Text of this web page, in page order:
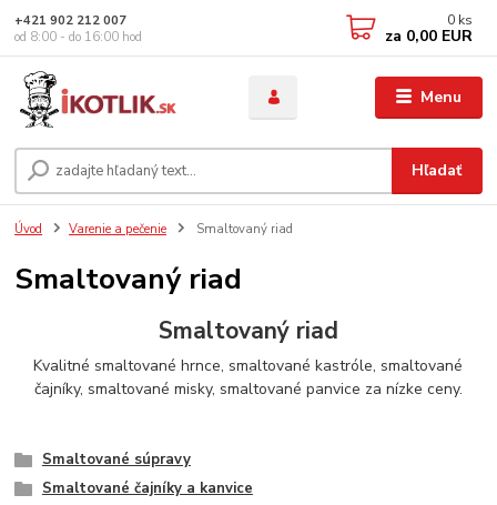
Menu
Hľadať
+421 902 212 007
od 8:00 - do 16:00 hod
0 ks
za 0,00 EUR
Úvod Varenie a pečenie Smaltovaný riad
Smaltovaný riad
Smaltovaný riad
Kvalitné smaltované hrnce, smaltované kastróle, smaltované
čajníky, smaltované misky, smaltované panvice za nízke ceny.
Smaltované súpravy
Smaltované čajníky a kanvice